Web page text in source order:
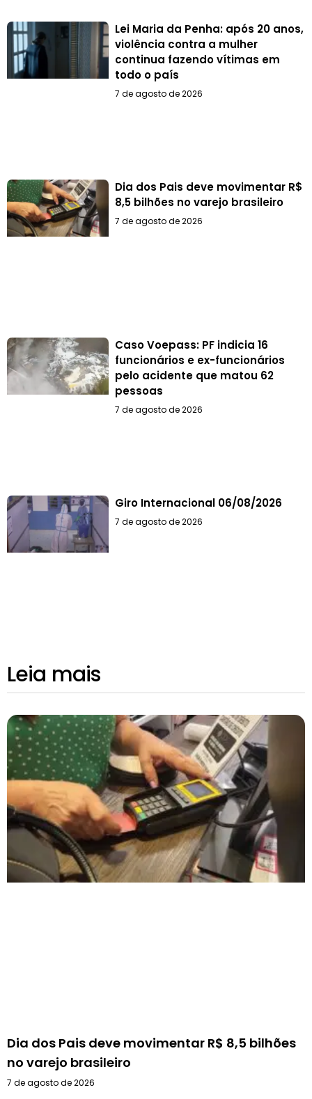
Lei Maria da Penha: após 20 anos,
violência contra a mulher
continua fazendo vítimas em
todo o país
7 de agosto de 2026
Dia dos Pais deve movimentar R$
8,5 bilhões no varejo brasileiro
7 de agosto de 2026
Caso Voepass: PF indicia 16
funcionários e ex-funcionários
pelo acidente que matou 62
pessoas
7 de agosto de 2026
Giro Internacional 06/08/2026
7 de agosto de 2026
Leia mais
Dia dos Pais deve movimentar R$ 8,5 bilhões
no varejo brasileiro
7 de agosto de 2026